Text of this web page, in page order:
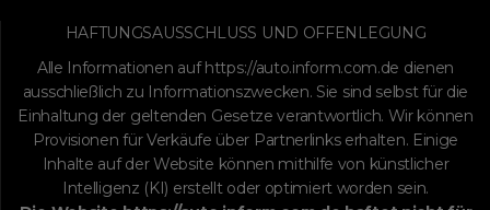
HAFTUNGSAUSSCHLUSS UND OFFENLEGUNG
Alle Informationen aufhttps://auto.inform.com.de dienen
ausschließlich zu Informationszwecken. Sie sind selbst für die
Einhaltung der geltenden Gesetze verantwortlich. Wir können
Provisionen für Verkäufe über Partnerlinks erhalten. Einige
Inhalte auf der Website können mithilfe von künstlicher
Intelligenz (KI) erstellt oder optimiert worden sein.